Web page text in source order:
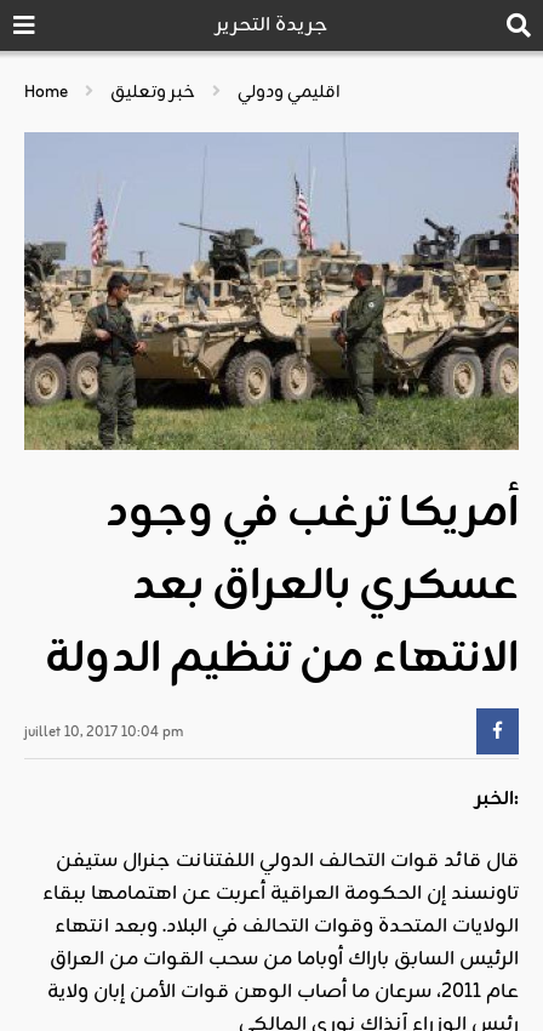
جريدة التحرير
Home اقليمي ودولي خبر وتعليق
أمريكا ترغب في وجود
عسكري بالعراق بعد
الانتهاء من تنظيم الدولة
juillet 10, 2017 10:04 pm
الخبر:
قال قائد قوات التحالف الدولي اللفتنانت جنرال ستيفن
تاونسند إن الحكومة العراقية أعربت عن اهتمامها ببقاء
الولايات المتحدة وقوات التحالف في البلاد. وبعد انتهاء
الرئيس السابق باراك أوباما من سحب القوات من العراق
عام 2011، سرعان ما أصاب الوهن قوات الأمن إبان ولاية